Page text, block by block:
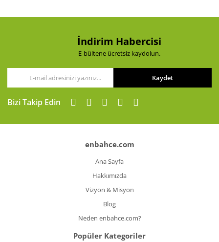
İndirim Habercisi
E-bültene ücretsiz kaydolun.
Kaydet
Bizi Takip Edin
enbahce.com
Ana Sayfa
Hakkımızda
Vizyon & Misyon
Blog
Neden enbahce.com?
Popüler Kategoriler